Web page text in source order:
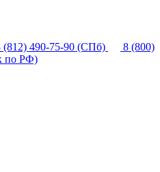
(812) 490-75-90 (СПб)
8 (800)
по РФ)